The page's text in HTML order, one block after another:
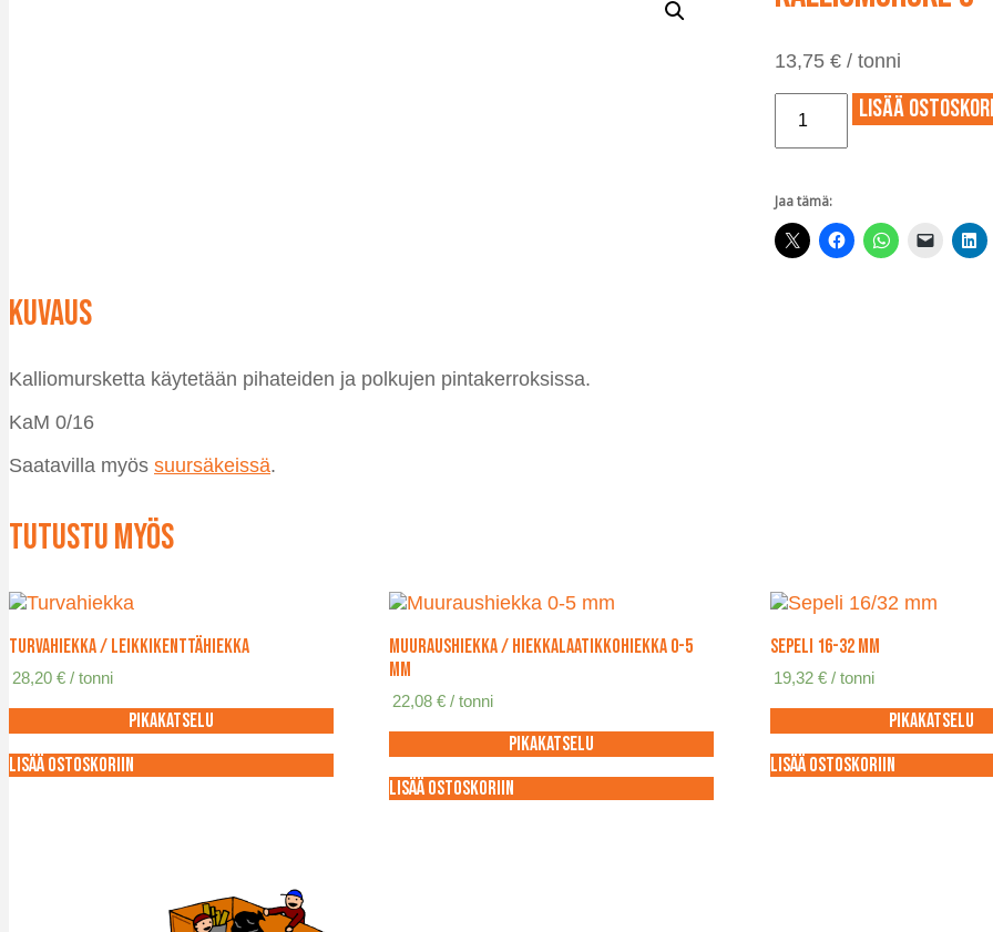
13,75 € / tonni
Kalliomurske
16
määrä
Lisää
Jaa tämä:
Kuvaus
Kalliomursketta käytetään pihateiden ja polkujen pintakerroksissa.
KaM 0/16
Saatavilla myös suursäkeissä.
Tutustu myös
Turvahiekka / leikkikenttähiekka
28,20€ / tonni
Pikakatselu
Lisää ostoskoriin
Muuraushiekka / hiekkalaatikkohiekka 0-5
mm
22,08€ / tonni
Pikakatselu
Lisää ostoskoriin
Sepeli 16-32 mm
19,32 € / tonni
Pikakatselu
Lisää ostoskoriin